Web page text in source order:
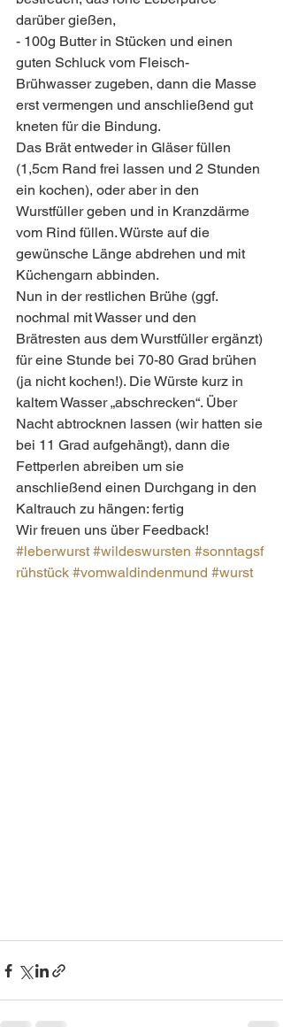
darüber gießen,
- 100g Butter in Stücken und einen
guten Schluck vom Fleisch-
Brühwasser zugeben, dann die Masse
erst vermengen und anschließend gut
kneten für die Bindung.
Das Brät entweder in Gläser füllen
(1,5cm Rand frei lassen und 2 Stunden
ein kochen), oder aber in den
Wurstfüller geben und in Kranzdärme
vom Rind füllen. Würste auf die
gewünsche Länge abdrehen und mit
Küchengarn abbinden.
Nun in der restlichen Brühe (ggf.
nochmal mit Wasser und den
Brätresten aus dem Wurstfüller ergänzt)
für eine Stunde bei 70-80 Grad brühen
(ja nicht kochen!). Die Würste kurz in
kaltem Wasser „abschrecken“. Über
Nacht abtrocknen lassen (wir hatten sie
bei 11 Grad aufgehängt), dann die
Fettperlen abreiben um sie
anschließend einen Durchgang in den
Kaltrauch zu hängen: fertig
Wir freuen uns über Feedback!
#leberwurst #wildeswursten #sonntagsf
rühstück #vomwaldindenmund #wurst